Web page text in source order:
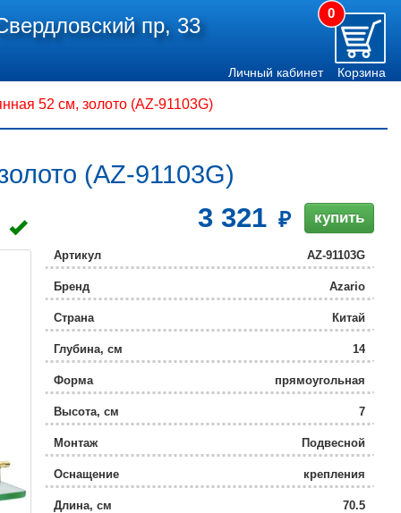
пр, 33
0
Личный кабинет Корзина
52 см, золото (AZ-91103G)
(AZ-91103G)
3 321 купить
Артикул AZ-91103G
Бренд Azario
Страна Китай
Глубина, см 14
Форма прямоугольная
Высота, см 7
Монтаж Подвесной
Оснащение крепления
Длина, см 70.5